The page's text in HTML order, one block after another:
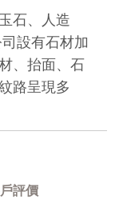
石、人造
設有石材加
、抬面、石
路呈現多
評價